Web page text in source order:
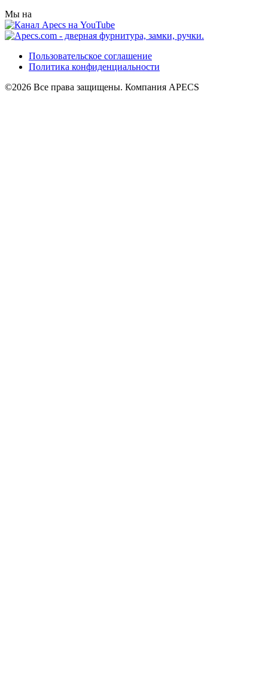
Мы на
Пользовательское соглашение
Политика конфиденциальности
©2026 Все права защищены. Компания APECS